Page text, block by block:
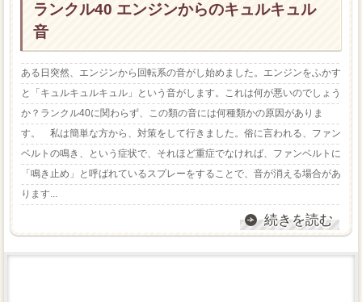
ランクル40 エンジンからのキュルキュル
音
ある日突然、エンジンから回転系の音がし始めました。エンジンをふかす
と「キュルキュルキュル」という音がします。これは何が悪いのでしょう
か？ランクル40に関わらず、この類の音には何種類かの原因がありま
す。 私は簡単な方から、対策をして行きました。俗に言われる、ファン
ベルトの鳴き、という症状で、それほど重症でなければ、ファンベルトに
「鳴き止め」と呼ばれているスプレーをすることで、音が消える場合があ
ります...
続きを読む